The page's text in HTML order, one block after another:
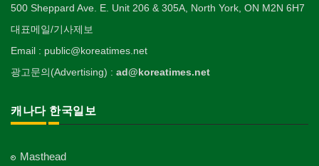
500 Sheppard Ave. E. Unit 206 & 305A, North York, ON M2N 6H7
대표메일/기사제보
Email : public@koreatimes.net
광고문의(Advertising) : ad@koreatimes.net
캐나다 한국일보
Masthead